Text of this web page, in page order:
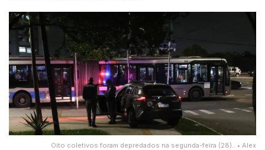
Oito coletivos foram depredados na segunda-feira (28).. • Alex